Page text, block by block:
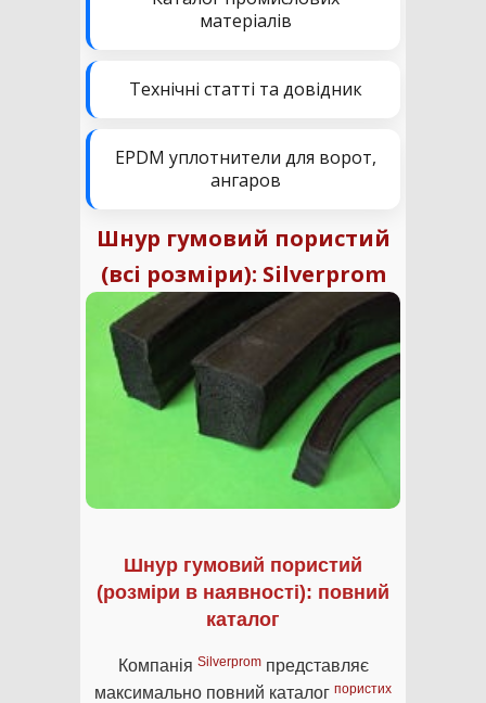
матеріалів
Технічні статті та довідник
EPDM уплотнители для ворот,
ангаров
Шнур гумовий пористий
(всі розміри): Silverprom
Шнур гумовий пористий
(розміри в наявності): повний
каталог
Компанія Silverpromпредставляє
максимально повний каталог пористих